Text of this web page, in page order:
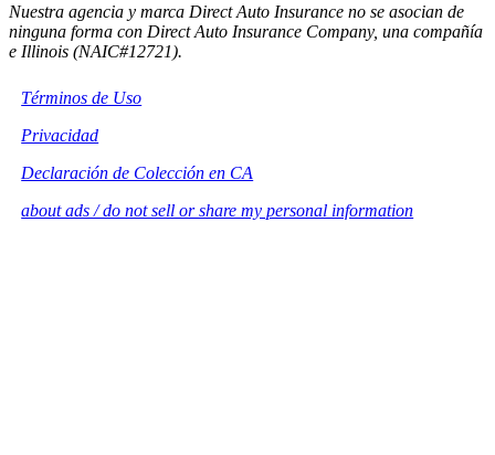
Nuestra agencia y marca Direct Auto Insurance no se asocian de
ninguna forma con Direct Auto Insurance Company, una compañía
e Illinois (NAIC#12721).
Términos de Uso
Privacidad
Declaración de Colección en CA
about ads / do not sell or share my personal information